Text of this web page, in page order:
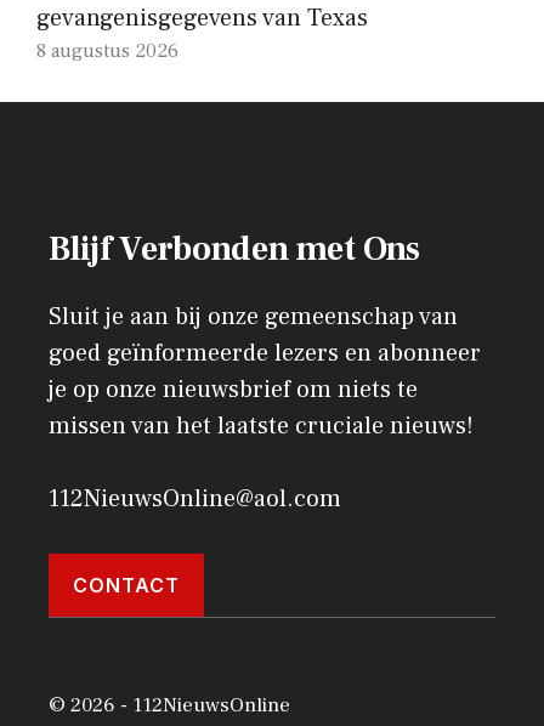
gevangenisgegevens van Texas
8 augustus 2026
Blijf Verbonden met Ons
Sluit je aan bij onze gemeenschap van
goed geïnformeerde lezers en abonneer
je op onze nieuwsbrief om niets te
missen van het laatste cruciale nieuws!
112NieuwsOnline@aol.com
CONTACT
© 2026 - 112NieuwsOnline